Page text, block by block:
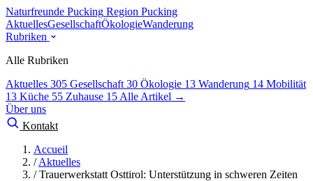
Naturfreunde Pucking Region Pucking
AktuellesGesellschaftÖkologieWanderung
Rubriken
Alle Rubriken
Aktuelles 305 Gesellschaft 30 Ökologie 13 Wanderung 14 Mobilität
13 Küche 55 Zuhause 15 Alle Artikel →
Über uns
Kontakt
Accueil
/ Aktuelles
/ Trauerwerkstatt Osttirol: Unterstützung in schweren Zeiten